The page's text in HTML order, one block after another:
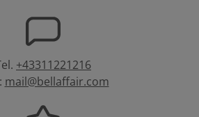
+43311221216
mail@bellaffair.com